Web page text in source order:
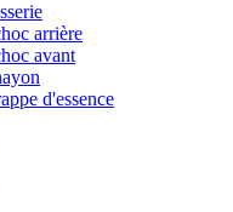
arrière
avant
d'essence